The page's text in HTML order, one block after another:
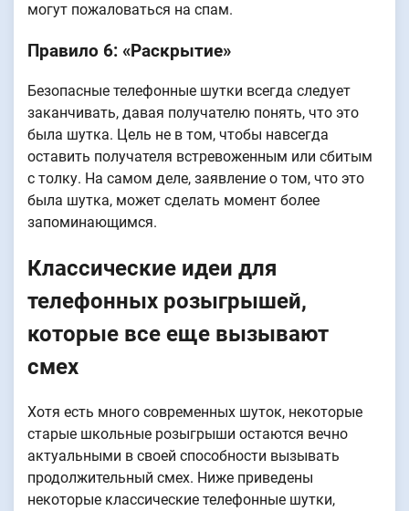
могут пожаловаться на спам.
Правило 6: «Раскрытие»
Безопасные телефонные шутки всегда следует
заканчивать, давая получателю понять, что это
была шутка. Цель не в том, чтобы навсегда
оставить получателя встревоженным или сбитым
с толку. На самом деле, заявление о том, что это
была шутка, может сделать момент более
запоминающимся.
Классические идеи для
телефонных розыгрышей,
которые все еще вызывают
смех
Хотя есть много современных шуток, некоторые
старые школьные розыгрыши остаются вечно
актуальными в своей способности вызывать
продолжительный смех. Ниже приведены
некоторые классические телефонные шутки,